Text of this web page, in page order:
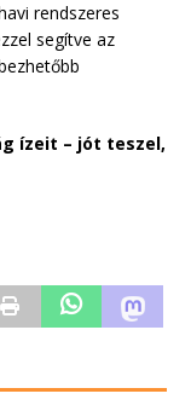
rendszeres
segítve az
ízeit – jót teszel,